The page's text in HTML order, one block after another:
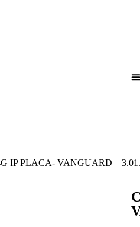
IP PLACA- VANGUARD –